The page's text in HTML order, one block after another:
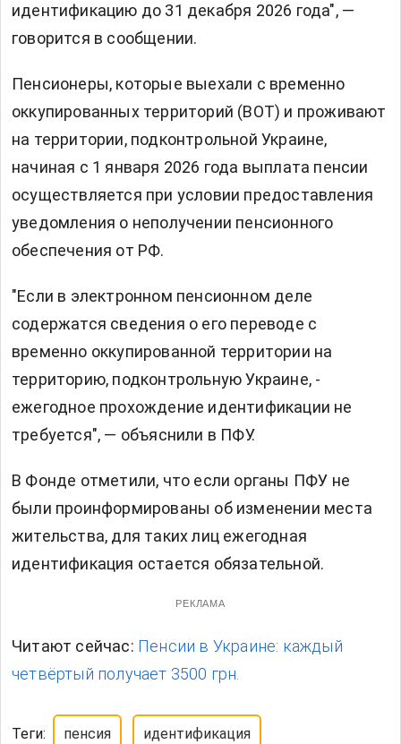
идентификацию до 31 декабря 2026 года", —
говорится в сообщении.
Пенсионеры, которые выехали с временно
оккупированных территорий (ВОТ) и проживают
на территории, подконтрольной Украине,
начиная с 1 января 2026 года выплата пенсии
осуществляется при условии предоставления
уведомления о неполучении пенсионного
обеспечения от РФ.
"Если в электронном пенсионном деле
содержатся сведения о его переводе с
временно оккупированной территории на
территорию, подконтрольную Украине, -
ежегодное прохождение идентификации не
требуется", — объяснили в ПФУ.
В Фонде отметили, что если органы ПФУ не
были проинформированы об изменении места
жительства, для таких лиц ежегодная
идентификация остается обязательной.
РЕКЛАМА
Читают сейчас: Пенсии в Украине: каждый
четвёртый получает 3500 грн.
Теги: пенсия идентификация